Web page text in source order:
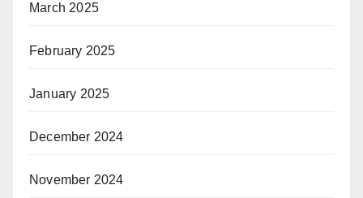
March 2025
February 2025
January 2025
December 2024
November 2024